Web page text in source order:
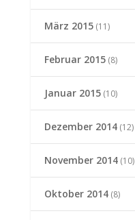
März 2015(11)
Februar 2015(8)
Januar 2015(10)
Dezember 2014(12)
November 2014(10)
Oktober 2014(8)